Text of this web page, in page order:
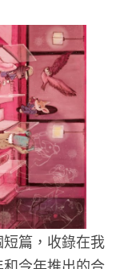
篇，收錄在我
今年推出的合